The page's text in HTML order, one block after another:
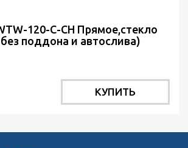
120-C-CH Прямое,стекло
поддона и автослива)
КУПИТЬ